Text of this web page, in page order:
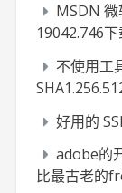
MSDN
19042.746
不使用工
好用的
adobe的
比最古老的